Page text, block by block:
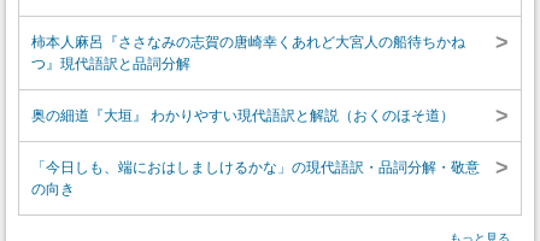
柿本人麻呂『ささなみの志賀の唐崎幸くあれど大宮人の船待ちかね
つ』現代語訳と品詞分解
>
奥の細道『大垣』 わかりやすい現代語訳と解説（おくのほそ道） >
「今日しも、端におはしましけるかな」の現代語訳・品詞分解・敬意
の向き
>
もっと見る